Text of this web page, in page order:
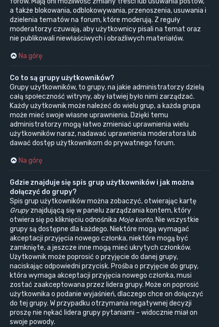
a także blokowania, odblokowywania, przenoszenia, usuwania i
dzielenia tematów na forum, które moderują. Z reguły
moderatorzy czuwają, aby użytkownicy pisali na temat oraz
nie publikowali niewłaściwych i obraźliwych materiałów.
Na górę
Co to są grupy użytkowników?
Grupy użytkowników, to grupy, na jakie administratorzy dzielą
całą społeczność witryny, aby łatwiej było nimi zarządzać.
Każdy użytkownik może należeć do wielu grup, a każda grupa
może mieć swoje własne uprawnienia. Dzięki temu
administratorzy mogą łatwo zmieniać uprawnienia wielu
użytkowników naraz, nadawać uprawnienia moderatora lub
dawać dostęp użytkownikom do prywatnego forum.
Na górę
Gdzie znajduje się spis grup użytkowników i jak można
dołączyć do grupy?
Spis grup użytkowników można zobaczyć, otwierając kartę
Grupyznajdującą się w panelu zarządzania kontem, który
otwiera się po kliknięciu odnośnika Moje konto. Nie wszystkie
grupy są dostępne dla każdego. Niektóre mogą wymagać
akceptacji przyjęcia nowego członka, niektóre mogą być
zamknięte, a jeszcze inne mogą mieć ukrytych członków.
Użytkownik może poprosić o przyjęcie do danej grupy,
naciskając odpowiedni przycisk. Prośba o przyjęcie do grupy,
która wymaga akceptacji przyjęcia nowego członka, musi
zostać zaakceptowana przez lidera grupy. Może on poprosić
użytkownika o podanie wyjaśnień, dlaczego chce on dołączyć
do tej grupy. W przypadku otrzymania negatywnej decyzji
proszę nie nękać lidera grupy pytaniami – widocznie miał on
swoje powody.